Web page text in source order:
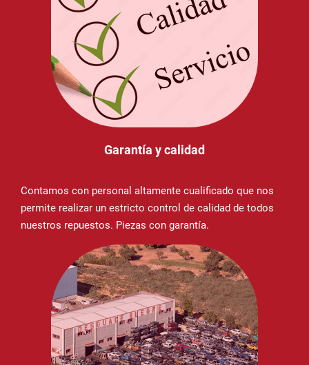
Garantía y calidad
Contamos con personal altamente cualificado que nos
permite realizar un estricto control de calidad de todos
nuestros repuestos. Piezas con garantía.